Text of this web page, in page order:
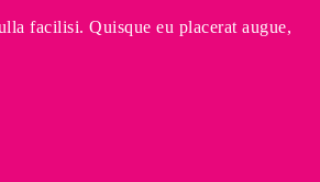
facilisi. Quisque eu placerat augue,